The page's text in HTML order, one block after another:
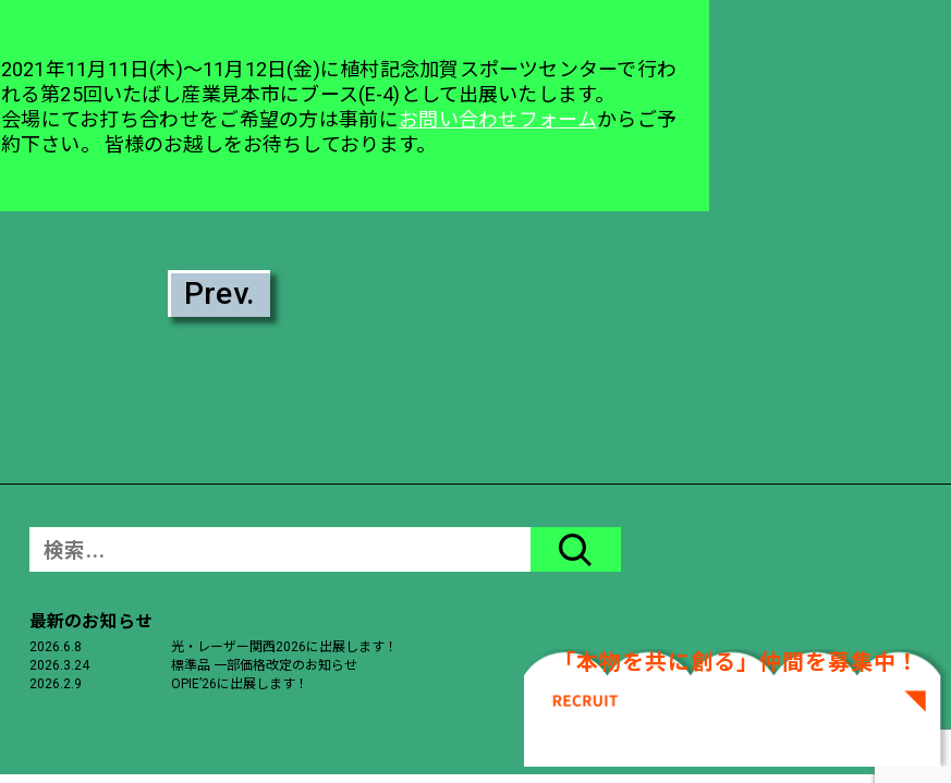
「本物を共に創る」仲間を募集中！
2021年11月11日(木)～11月12日(金)に植村記念加賀スポーツセンターで行わ
れる第25回いたばし産業見本市にブース(E-4)として出展いたします。
会場にてお打ち合わせをご希望の方は事前にお問い合わせフォームからご予
約下さい。 皆様のお越しをお待ちしております。
Prev.
最新のお知らせ
2026.6.8
光・レーザー関西2026に出展します！
2026.3.24
標準品 一部価格改定のお知らせ
2026.2.9
OPIE’26に出展します！